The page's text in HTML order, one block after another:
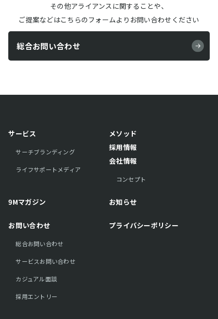
その他アライアンスに関することや、
ご提案などはこちらのフォームよりお問い合わせください
総合お問い合わせ
サービス
サーチブランディング
ライフサポートメディア
メソッド
採用情報
会社情報
コンセプト
9Mマガジン お知らせ
お問い合わせ
総合お問い合わせ
サービスお問い合わせ
カジュアル面談
採用エントリー
プライバシーポリシー